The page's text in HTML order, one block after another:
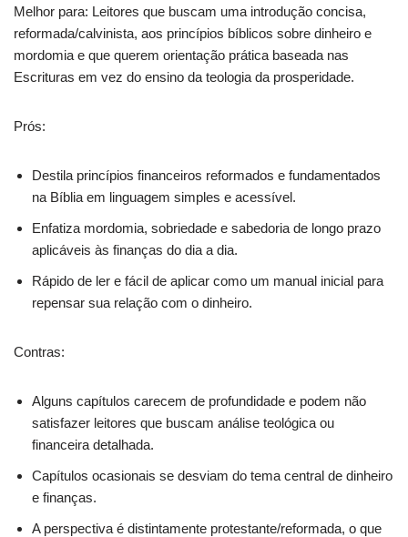
Melhor para: Leitores que buscam uma introdução concisa,
reformada/calvinista, aos princípios bíblicos sobre dinheiro e
mordomia e que querem orientação prática baseada nas
Escrituras em vez do ensino da teologia da prosperidade.
Prós:
Destila princípios financeiros reformados e fundamentados
na Bíblia em linguagem simples e acessível.
Enfatiza mordomia, sobriedade e sabedoria de longo prazo
aplicáveis às finanças do dia a dia.
Rápido de ler e fácil de aplicar como um manual inicial para
repensar sua relação com o dinheiro.
Contras:
Alguns capítulos carecem de profundidade e podem não
satisfazer leitores que buscam análise teológica ou
financeira detalhada.
Capítulos ocasionais se desviam do tema central de dinheiro
e finanças.
A perspectiva é distintamente protestante/reformada, o que